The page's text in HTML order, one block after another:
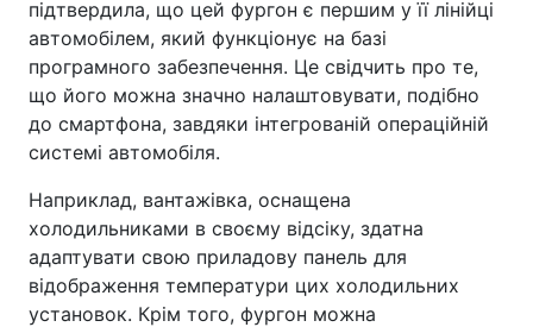
підтвердила, що цей фургон є першим у її лінійці
автомобілем, який функціонує на базі
програмного забезпечення. Це свідчить про те,
що його можна значно налаштовувати, подібно
до смартфона, завдяки інтегрованій операційній
системі автомобіля.
Наприклад, вантажівка, оснащена
холодильниками в своєму відсіку, здатна
адаптувати свою приладову панель для
відображення температури цих холодильних
установок. Крім того, фургон можна